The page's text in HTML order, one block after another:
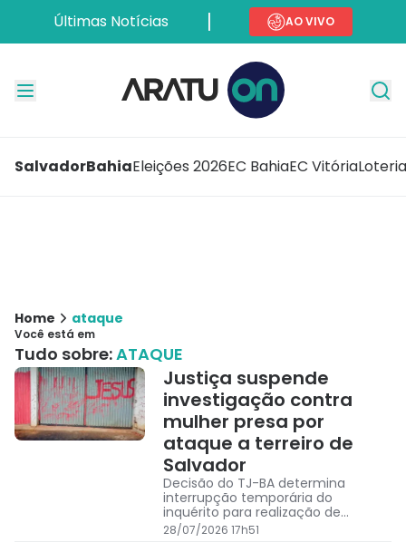
Últimas Notícias AO VIVO
SalvadorBahiaEleições 2026EC BahiaEC Vitória
Home ataque
Você está em
Tudo sobre:ATAQUE
Justiça suspende
investigação contra
mulher presa por
ataque a terreiro de
Salvador
Decisão do TJ-BA determina
interrupção temporária do
inquérito para realização de
incidente de sanidade mental da
suspeita de racismo religioso
28/07/2026 17h51